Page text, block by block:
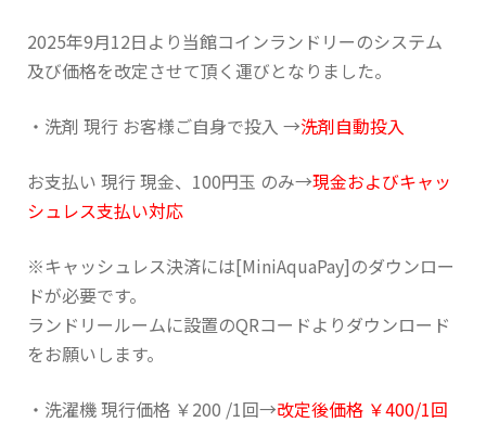
2025年9月12日より当館コインランドリーのシステム
及び価格を改定させて頂く運びとなりました。
・洗剤 現行 お客様ご自身で投入 →洗剤自動投入
お支払い 現行 現金、100円玉 のみ→現金およびキャッ
シュレス支払い対応
※キャッシュレス決済には[MiniAquaPay]のダウンロー
ドが必要です。
ランドリールームに設置のQRコードよりダウンロード
をお願いします。
・洗濯機 現行価格 ￥200 /1回→改定後価格 ￥400/1回